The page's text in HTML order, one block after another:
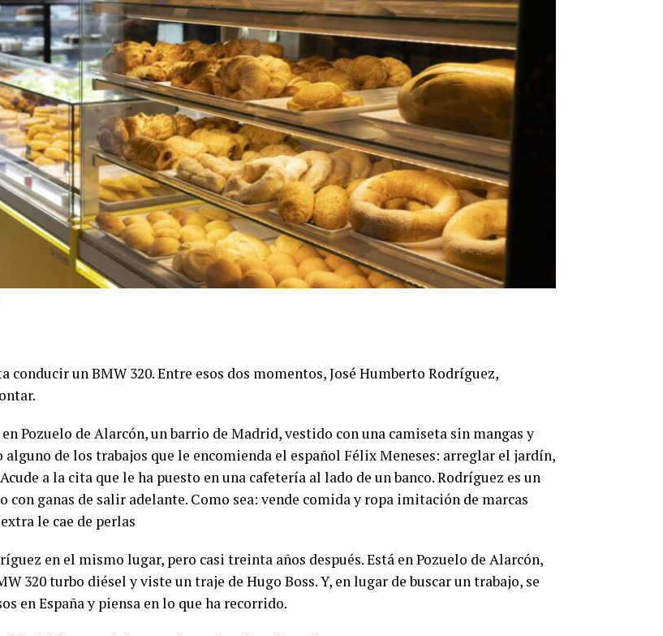
conducir un BMW 320. Entre esos dos momentos, José Humberto Rodríguez,
Pozuelo de Alarcón, un barrio de Madrid, vestido con una camiseta sin mangas y
de los trabajos que le encomienda el español Félix Meneses: arreglar el jardín,
a la cita que le ha puesto en una cafetería al lado de un banco. Rodríguez es un
ganas de salir adelante. Como sea: vende comida y ropa imitación de marcas
le cae de perlas
en el mismo lugar, pero casi treinta años después. Está en Pozuelo de Alarcón,
320 turbo diésel y viste un traje de Hugo Boss. Y, en lugar de buscar un trabajo, se
en España y piensa en lo que ha recorrido.